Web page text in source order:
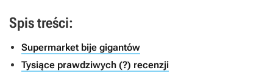
Spis treści:
Supermarket bije gigantów
Tysiące prawdziwych (?) recenzji